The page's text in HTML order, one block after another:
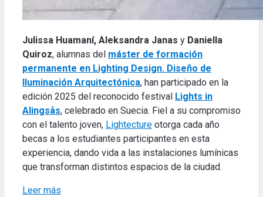
Julissa Huamaní, Aleksandra Janas y Daniella
Quiroz, alumnas del máster de formación
permanente en Lighting Design. Diseño de
Iluminación Arquitectónica, han participado en la
edición 2025 del reconocido festival Lights in
Alingsås, celebrado en Suecia. Fiel a su compromiso
con el talento joven, Lightecture otorga cada año
becas a los estudiantes participantes en esta
experiencia, dando vida a las instalaciones lumínicas
que transforman distintos espacios de la ciudad.
Leer más